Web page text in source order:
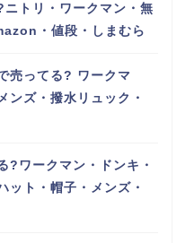
トリ・ワークマン・無
・値段・しまむら
売ってる? ワークマ
ンズ・撥水リュック・
?ワークマン・ドンキ・
ット・帽子・メンズ・